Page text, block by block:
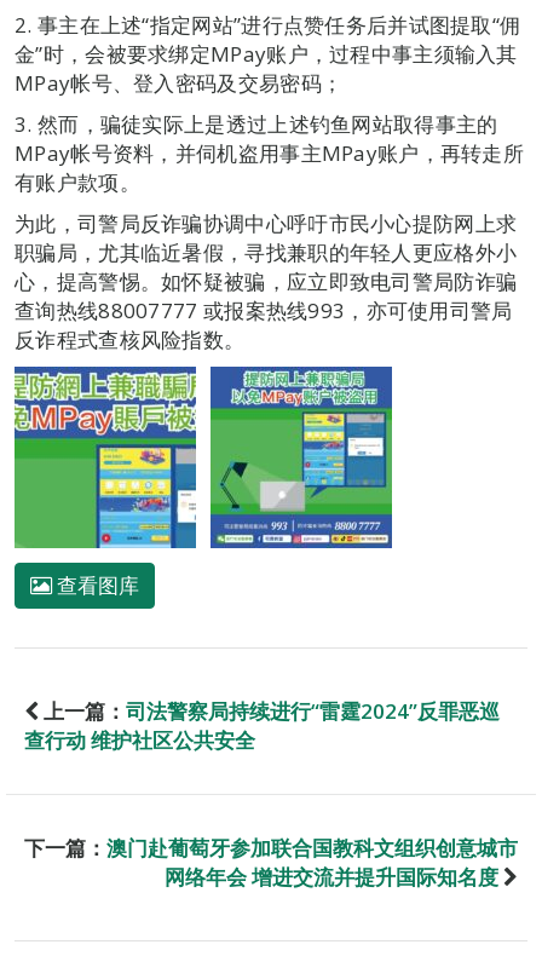
2. 事主在上述“指定网站”进行点赞任务后并试图提取“佣
金”时，会被要求绑定MPay账户，过程中事主须输入其
MPay帐号、登入密码及交易密码；
3. 然而，骗徒实际上是透过上述钓鱼网站取得事主的
MPay帐号资料，并伺机盗用事主MPay账户，再转走所
有账户款项。
为此，司警局反诈骗协调中心呼吁市民小心提防网上求
职骗局，尤其临近暑假，寻找兼职的年轻人更应格外小
心，提高警惕。如怀疑被骗，应立即致电司警局防诈骗
查询热线88007777 或报案热线993，亦可使用司警局
反诈程式查核风险指数。
查看图库
上一篇： 司法警察局持续进行“雷霆2024”反罪恶巡
查行动 维护社区公共安全
下一篇： 澳门赴葡萄牙参加联合国教科文组织创意城市
网络年会 增进交流并提升国际知名度